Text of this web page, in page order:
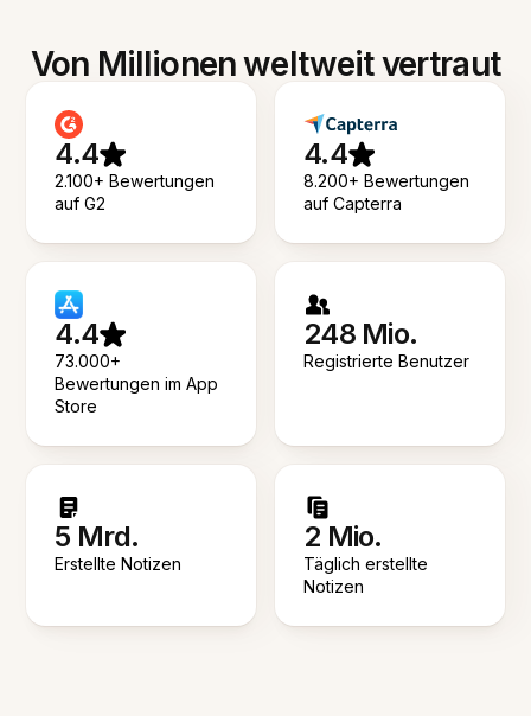
Von Millionen weltweit vertraut
4.4
2.100+ Bewertungen
auf G2
4.4
8.200+ Bewertungen
auf Capterra
4.4
73.000+
Bewertungen im App
Store
248 Mio.
Registrierte Benutzer
5 Mrd.
Erstellte Notizen
2 Mio.
Täglich erstellte
Notizen